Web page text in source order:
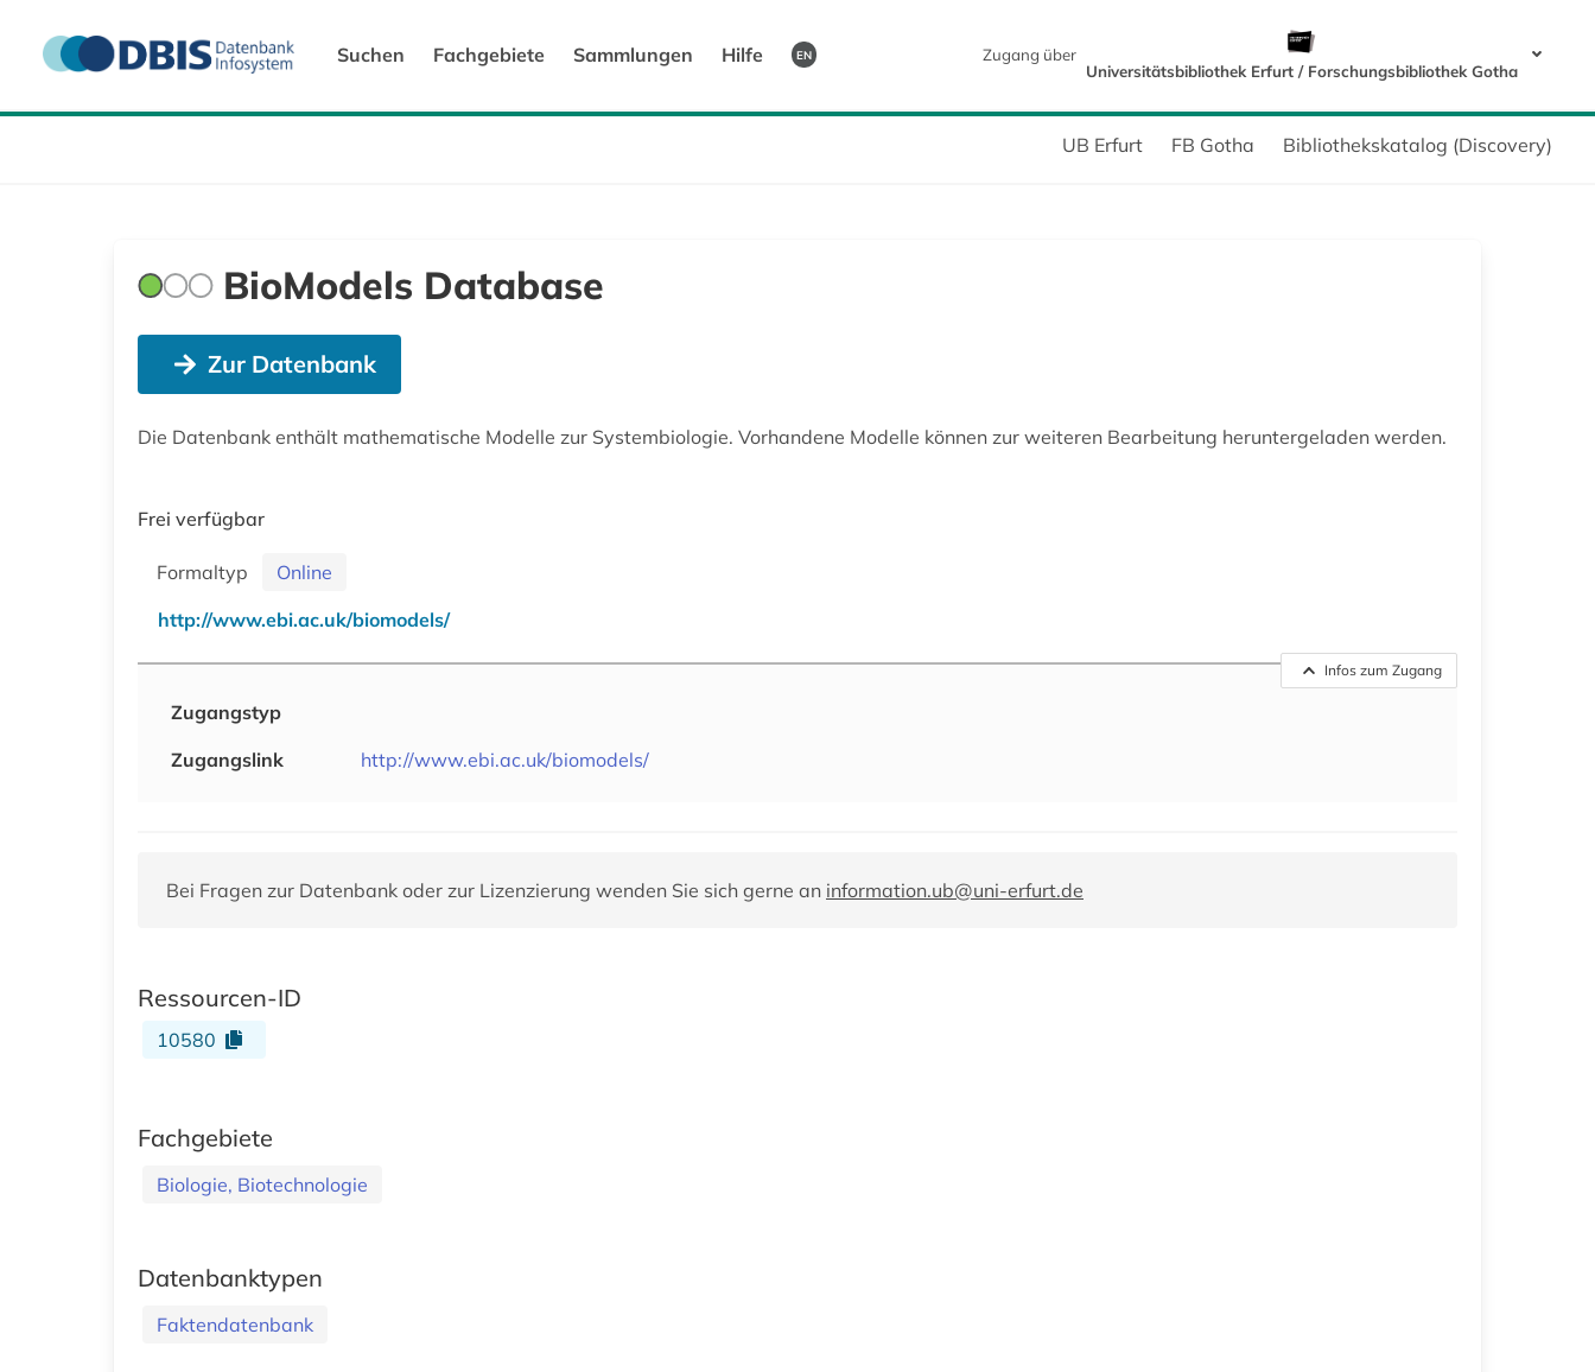
Suchen Fachgebiete Sammlungen Hilfe EN
Zugang über
Universitätsbibliothek Erfurt / Forschungsbibliothek Gotha
UB Erfurt FB Gotha Bibliothekskatalog (Discovery)
BioModels Database
Zur Datenbank
Die Datenbank enthält mathematische Modelle zur Systembiologie. Vorhandene Modelle können zur weiteren Bearbeitung heruntergeladen werden.
Frei verfügbar
Formaltyp
Online
http://www.ebi.ac.uk/biomodels/
Infos zum Zugang
Zugangstyp
Zugangslink
http://www.ebi.ac.uk/biomodels/
Bei Fragen zur Datenbank oder zur Lizenzierung wenden Sie sich gerne an information.ub@uni-erfurt.de
Ressourcen-ID
10580
Fachgebiete
Biologie, Biotechnologie
Datenbanktypen
Faktendatenbank